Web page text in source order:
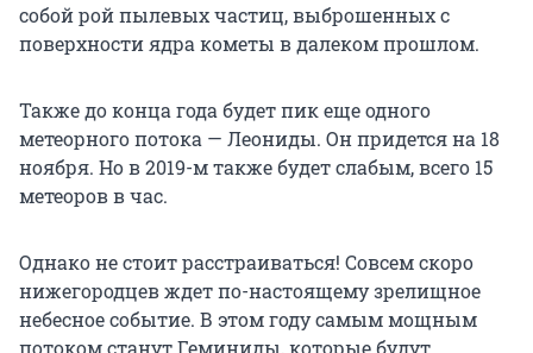
собой рой пылевых частиц, выброшенных с
поверхности ядра кометы в далеком прошлом.
Также до конца года будет пик еще одного
метеорного потока — Леониды. Он придется на 18
ноября. Но в 2019-м также будет слабым, всего 15
метеоров в час.
Однако не стоит расстраиваться! Совсем скоро
нижегородцев ждет по-настоящему зрелищное
небесное событие. В этом году самым мощным
потоком станут Геминиды, которые будут